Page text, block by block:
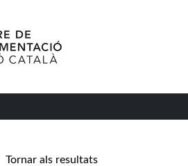
Tornar als resultats